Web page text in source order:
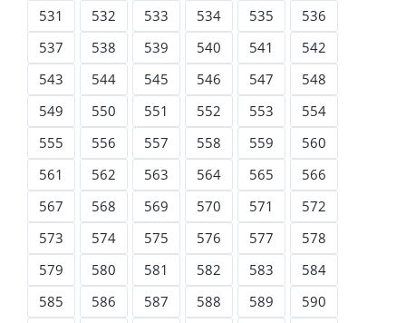
531
532 533 534 535
536
537
538 539 540 541
542
543
544 545 546 547
548
549
550 551 552 553
554
555
556 557 558 559
560
561
562 563 564 565
566
567
568 569 570 571
572
573
574 575 576 577
578
579
580 581 582 583
584
585
586 587 588 589
590